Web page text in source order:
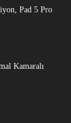
Pad 5 Pro
Kamaralı